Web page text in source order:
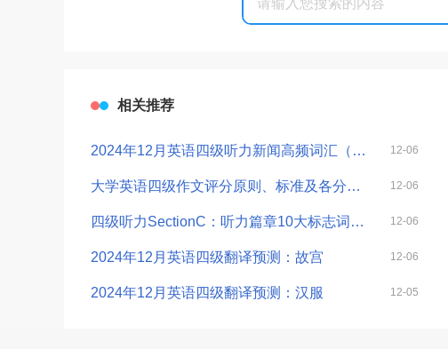
相关推荐
12-06
2024年12月英语四级听力新闻高频词汇（2）
12-06
大学英语四级作文评分原则、标准及各分数档样卷（建议收藏）
12-06
四级听力SectionC：听力篇章10大标志词+6大设题点
12-06
2024年12月英语四级翻译预测：故宫
12-05
2024年12月英语四级翻译预测：汉服